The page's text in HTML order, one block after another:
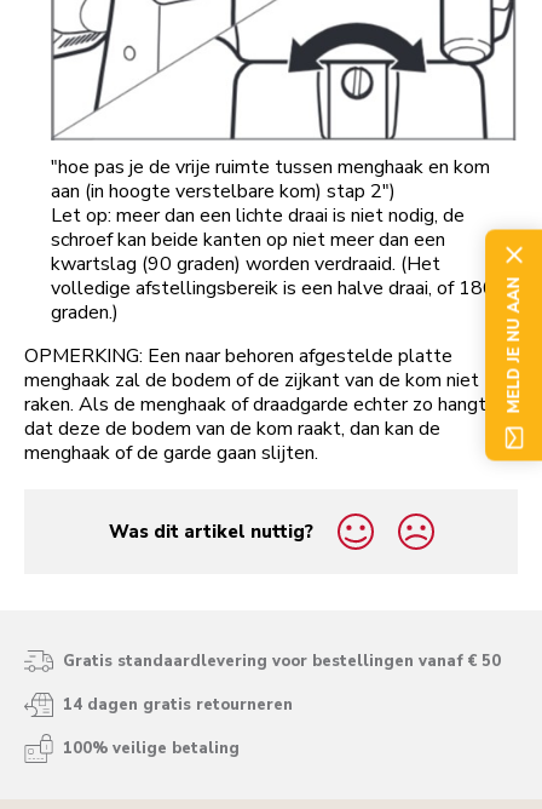
"hoe pas je de vrije ruimte tussen menghaak en kom
aan (in hoogte verstelbare kom) stap 2")
Let op: meer dan een lichte draai is niet nodig, de
schroef kan beide kanten op niet meer dan een
kwartslag (90 graden) worden verdraaid. (Het
volledige afstellingsbereik is een halve draai, of 180
graden.)
OPMERKING: Een naar behoren afgestelde platte
menghaak zal de bodem of de zijkant van de kom niet
raken. Als de menghaak of draadgarde echter zo hangt
dat deze de bodem van de kom raakt, dan kan de
menghaak of de garde gaan slijten.
Was dit artikel nuttig?
yes
no
Gratis standaardlevering voor bestellingen vanaf € 50
14 dagen gratis retourneren
100% veilige betaling
MELD JE NU AAN